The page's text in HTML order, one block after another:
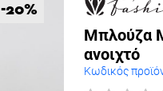
-20%
Μπλούζα
ανοιχτό
Κωδικός